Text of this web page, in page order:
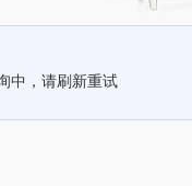
中，请刷新重试